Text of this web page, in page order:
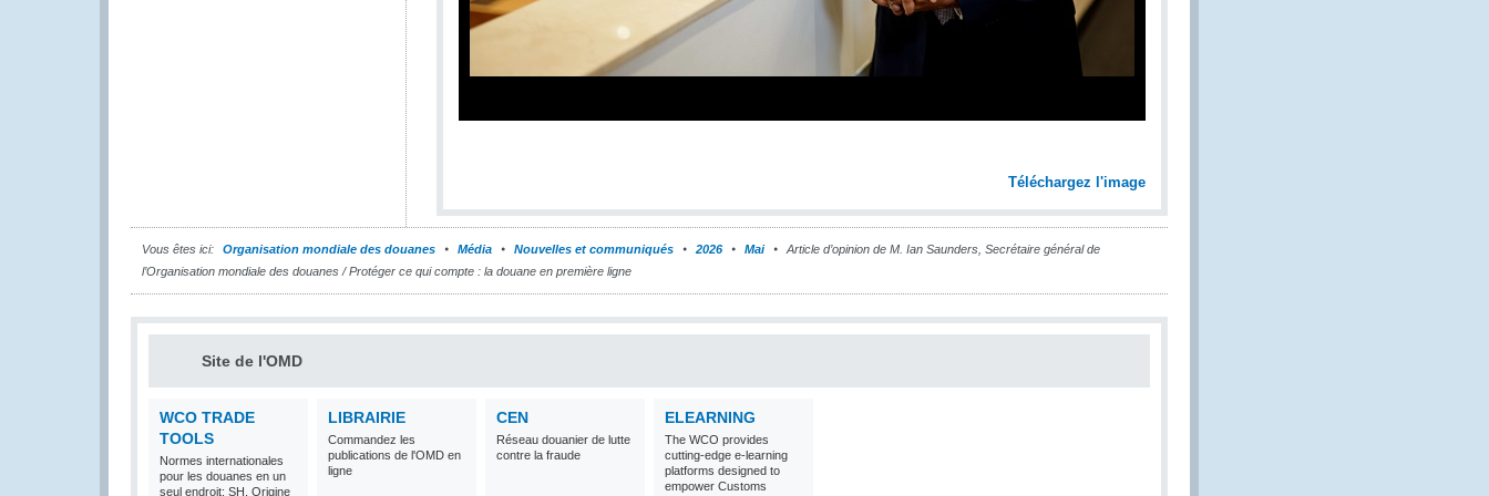
Téléchargez l'image
Vous êtes ici: Organisation mondiale des douanes Média Nouvelles et communiqués 2026 Mai
Article d’opinion de M. Ian Saunders, Secrétaire général de
l’Organisation mondiale des douanes / Protéger ce qui compte : la douane en première ligne
Site de l'OMD
WCO TRADE
TOOLS
Normes internationales
pour les douanes en un
seul endroit: SH, Origine
LIBRAIRIE
Commandez les
publications de l'OMD en
ligne
CEN
Réseau douanier de lutte
contre la fraude
ELEARNING
The WCO provides
cutting-edge e-learning
platforms designed to
empower Customs